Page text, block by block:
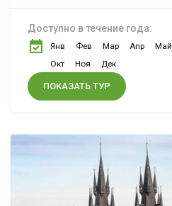
Прага. Нажмите подробнее,
чтобы увидеть всю
программу тура.
Доступно в течение года:
Янв Фев Мар Апр Май
Окт
Ноя Дек
ПОКАЗАТЬ ТУР